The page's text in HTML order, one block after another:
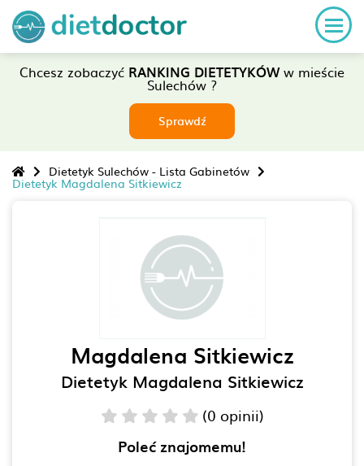
Chcesz zobaczyć RANKING DIETETYKÓWw mieście
Sulechów ?
Sprawdź
Dietetyk Sulechów - Lista Gabinetów
Dietetyk Magdalena Sitkiewicz
Magdalena Sitkiewicz
Dietetyk Magdalena Sitkiewicz
(0 opinii)
Poleć znajomemu!